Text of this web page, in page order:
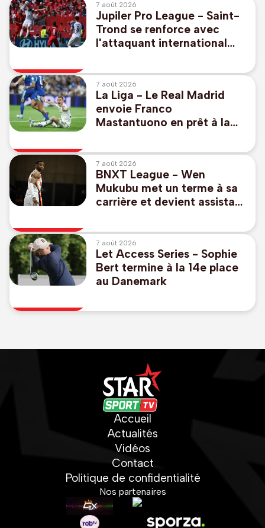
7 août 2026
Jupiler Pro League - Saint-
Trond se renforce avec
l'attaquant international
7 août 2026
La Liga - Le Real Madrid
envoie Franco
Mastantuono en prêt à la
7 août 2026
BNXT League - Wen
Mukubu met un terme à sa
carrière et devient assistant
Ostende
7 août 2026
Let Access Series - Sophie
Bert termine à la 14e place
au Danemark
Accueil
Actualités
Vidéos
Contact
Politique de confidentialité
Nos partenaires